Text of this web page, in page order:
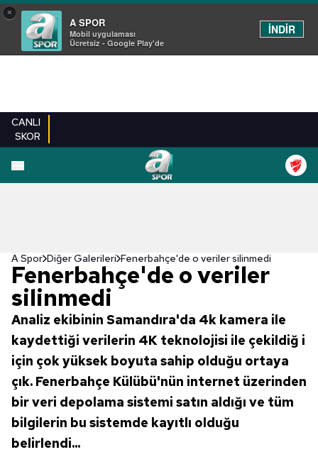
×
A SPOR
Mobil uygulaması
Ücretsiz - Google Play'de
İNDİR
CANLI
SKOR
EN YENILER
A Spor Diğer Galerileri Fenerbahçe'de o veriler silinmedi
Fenerbahçe'de o veriler
silinmedi
Analiz ekibinin Samandıra'da 4k kamera ile
kaydettiği verilerin 4K teknolojisi ile çekildiğ i
için çok yüksek boyuta sahip olduğu ortaya
çık. Fenerbahçe Külübü'nün internet üzerinden
bir veri depolama sistemi satın aldığı ve tüm
bilgilerin bu sistemde kayıtlı olduğu
belirlendi...